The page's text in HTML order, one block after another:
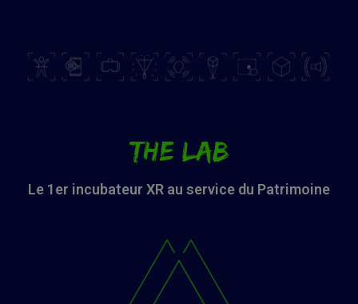
THE LAB
Le 1er incubateur XR au service du Patrimoine